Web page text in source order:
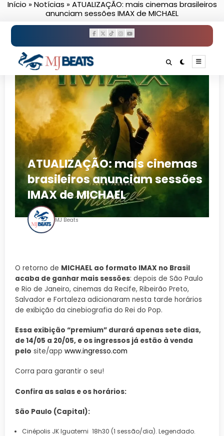
PularInício »Notícias »ATUALIZAÇÃO: mais cinemas brasileiros
anunciam sessões IMAX de MICHAEL
ATUALIZAÇÃO: mais cinemas
brasileiros anunciam sessões
IMAX de MICHAEL
MJ Beats
O retorno de MICHAEL ao formato IMAX no Brasil
acaba de ganhar mais sessões: depois de São Paulo
e Rio de Janeiro, cinemas da Recife, Ribeirão Preto,
Salvador e Fortaleza adicionaram nesta tarde horários
de exibição da cinebiografia do Rei do Pop.
Essa exibição “premium” durará apenas sete dias,
de 14/05 a 20/05, e os ingressos já estão à venda
pelo site/app www.ingresso.com
Corra para garantir o seu!
Confira as salas e os horários:
São Paulo (Capital):
Cinépolis JK Iguatemi 18h30 (1 sessão/dia). Legendado.